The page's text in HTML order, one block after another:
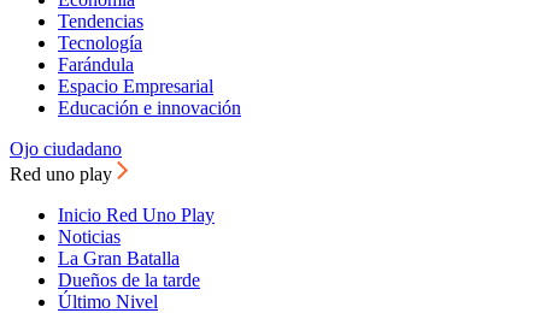
Tendencias
Tecnología
Farándula
Espacio Empresarial
Educación e innovación
Ojo ciudadano
Red uno play
Inicio Red Uno Play
Noticias
La Gran Batalla
Dueños de la tarde
Último Nivel